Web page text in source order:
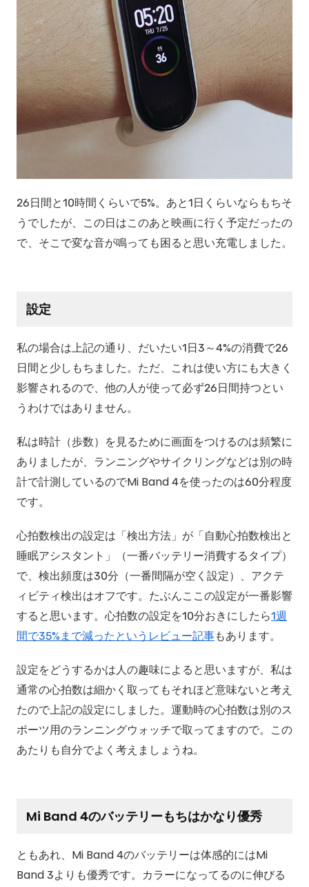
26日間と10時間くらいで5%。あと1日くらいならもちそ
うでしたが、この日はこのあと映画に行く予定だったの
で、そこで変な音が鳴っても困ると思い充電しました。
設定
私の場合は上記の通り、だいたい1日3～4%の消費で26
日間と少しもちました。ただ、これは使い方にも大きく
影響されるので、他の人が使って必ず26日間持つとい
うわけではありません。
私は時計（歩数）を見るために画面をつけるのは頻繁に
ありましたが、ランニングやサイクリングなどは別の時
計で計測しているのでMi Band 4を使ったのは60分程度
です。
心拍数検出の設定は「検出方法」が「自動心拍数検出と
睡眠アシスタント」（一番バッテリー消費するタイプ）
で、検出頻度は30分（一番間隔が空く設定）、アクテ
ィビティ検出はオフです。たぶんここの設定が一番影響
すると思います。心拍数の設定を10分おきにしたら1週
間で35%まで減ったというレビュー記事もあります。
設定をどうするかは人の趣味によると思いますが、私は
通常の心拍数は細かく取ってもそれほど意味ないと考え
たので上記の設定にしました。運動時の心拍数は別のス
ポーツ用のランニングウォッチで取ってますので。この
あたりも自分でよく考えましょうね。
Mi Band 4のバッテリーもちはかなり優秀
ともあれ、Mi Band 4のバッテリーは体感的にはMi
Band 3よりも優秀です。カラーになってるのに伸びる